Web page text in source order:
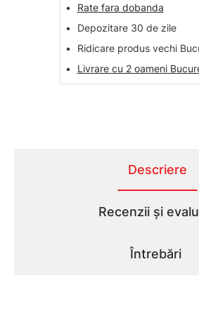
•
Rate fara dobanda
•
Depozitare 30 de zile
•
Ridicare produs vechi
•
Livrare cu 2 oameni
Descriere
Recenzii și
Întrebări